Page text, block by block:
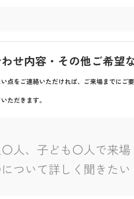
せ内容・その他ご希望
点をご連絡いただければ、ご来場までにご
ただきます。